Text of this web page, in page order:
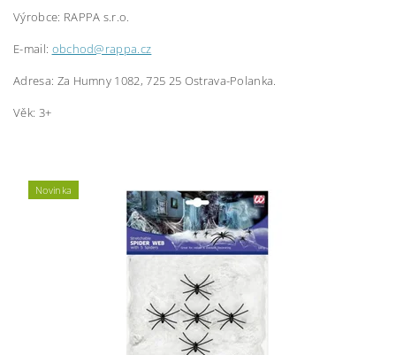
Výrobce: RAPPA s.r.o.
E-mail: obchod@rappa.cz
Adresa: Za Humny 1082, 725 25 Ostrava-Polanka.
Věk: 3+
Novinka